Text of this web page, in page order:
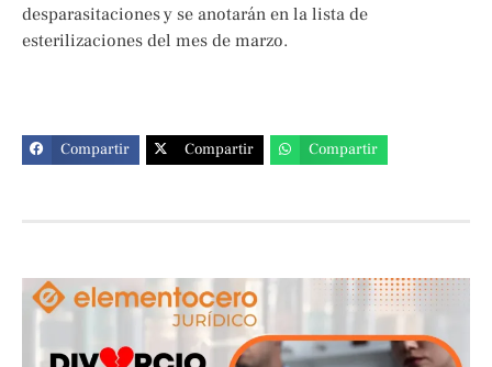
desparasitaciones y se anotarán en la lista de
esterilizaciones del mes de marzo.
Compartir Compartir Compartir